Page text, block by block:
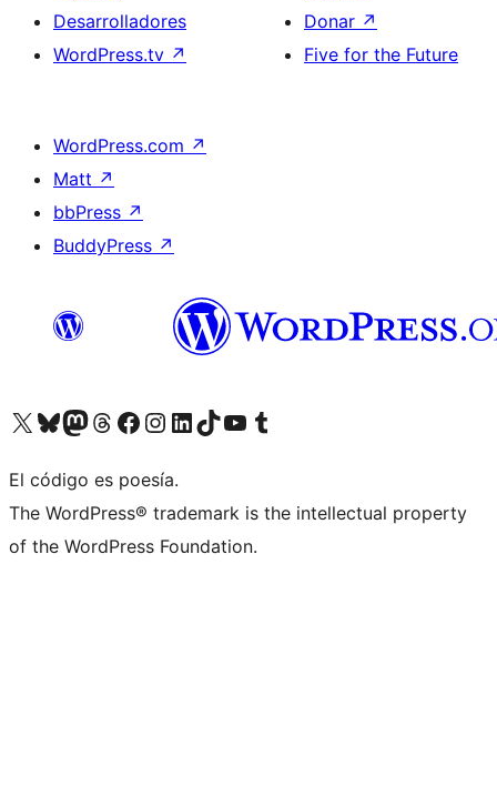
Desarrolladores
WordPress.tv ↗
Donar ↗
Five for the Future
WordPress.com ↗
Matt ↗
bbPress ↗
BuddyPress ↗
Visita nuestra cuenta de X (anteriormente Twitter)
Visita nuestra cuenta de Bluesky
Visita nuestra cuenta de Mastodon
Visita nuestra cuenta de Threads
Visita nuestra página de Facebook
Visita nuestra cuenta de Instagram
Visita nuestra cuenta de LinkedIn
Visita nuestra cuenta de TikTok
Visita nuestro canal de YouTube
Visita nuestra cuenta de Tumblr
El código es poesía.
The WordPress® trademark is the intellectual property
of the WordPress Foundation.